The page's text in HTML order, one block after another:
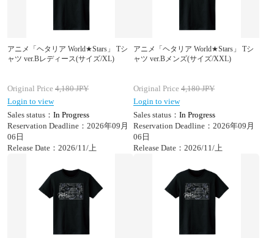
アニメ「ヘタリア World★Stars」 Tシ
ャツ ver.Bレディース(サイズ/XL)
Original Price 4,180JPY
Login to view
Sales status： In Progress
Reservation Deadline：2026年09月
06日
Release Date：2026/11/上
アニメ「ヘタリア World★Stars」 Tシ
ャツ ver.Bメンズ(サイズ/XXL)
Original Price 4,180JPY
Login to view
Sales status： In Progress
Reservation Deadline：2026年09月
06日
Release Date：2026/11/上